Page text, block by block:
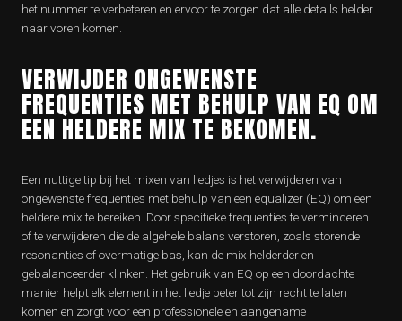
het nummer te verbeteren en ervoor te zorgen dat alle details helder
naar voren komen.
VERWIJDER ONGEWENSTE
FREQUENTIES MET BEHULP VAN EQ OM
EEN HELDERE MIX TE BEKOMEN.
Een nuttige tip bij het mixen van liedjes is het verwijderen van
ongewenste frequenties met behulp van een equalizer (EQ) om een
heldere mix te bereiken. Door specifieke frequenties te verminderen
of te verwijderen die de algehele balans verstoren, zoals storende
resonanties of overmatige bas, kan de mix helderder en
gebalanceerder klinken. Het gebruik van EQ op een doordachte
manier helpt elk element in het liedje beter tot zijn recht te laten
komen en zorgt voor een professionele en aangename